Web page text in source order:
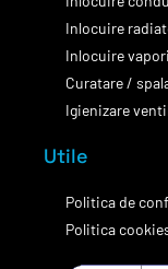
Inlocuire
Inlocuire
Curatare /
Igienizare
Utile
Politica de
Politica